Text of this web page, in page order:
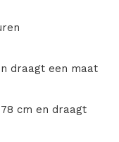
draagt een maat
cm en draagt